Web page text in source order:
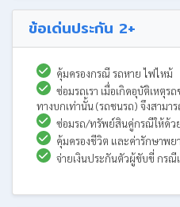
ข้อเด่นประกัน 2+
คุ้มครองกรณี รถหาย ไฟไหม้
ซ่อมรถเรา เมื่อเกิดอุบัติเหตุ
ทางบกเท่านั้น (รถชนรถ) จึงสามา
ซ่อมรถ/ทรัพย์สินคู่กรณีให้ด้วย
คุ้มครองชีวิต และค่ารักษาพย
จ่ายเงินประกันตัวผู้ขับขี่ กรณี